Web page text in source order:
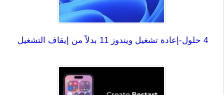
4 حلول-إعادة تشغيل ويندوز 11 بدلاً من إيقاف التشغيل